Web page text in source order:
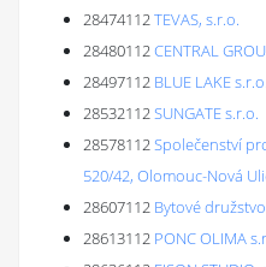
28474112TEVAS, s.r.o.
28480112CENTRAL
28497112 BLUE LAKE s.r.o.
28532112SUNGATE s.r.o.
28578112Společenství
520/42, Olomouc-Nová
28607112 Bytové
28613112 PONC OLIMA